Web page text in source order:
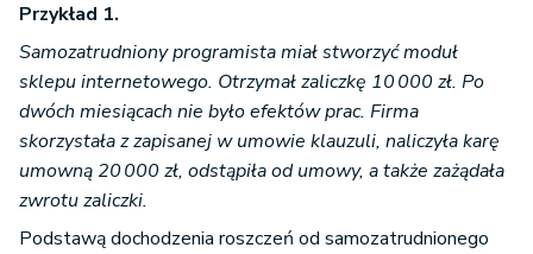
Przykład 1.
Samozatrudniony programista miał stworzyć moduł
sklepu internetowego. Otrzymał zaliczkę 10 000 zł. Po
dwóch miesiącach nie było efektów prac. Firma
skorzystała z zapisanej w umowie klauzuli, naliczyła karę
umowną 20 000 zł, odstąpiła od umowy, a także zażądała
zwrotu zaliczki.
Podstawą dochodzenia roszczeń od samozatrudnionego